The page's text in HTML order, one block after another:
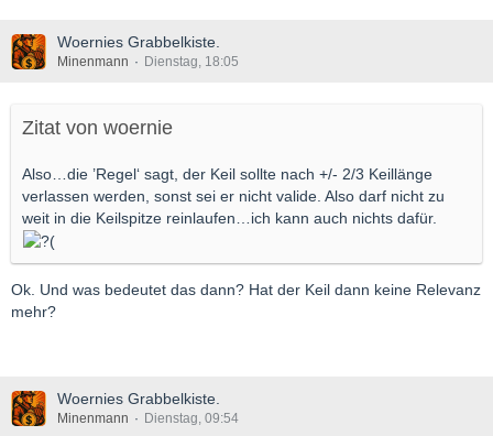
Woernies Grabbelkiste.
Minenmann Dienstag, 18:05
Zitat von woernie
Also…die ’Regel‘ sagt, der Keil sollte nach +/- 2/3 Keillänge
verlassen werden, sonst sei er nicht valide. Also darf nicht zu
weit in die Keilspitze reinlaufen…ich kann auch nichts dafür.
Ok. Und was bedeutet das dann? Hat der Keil dann keine Relevanz
mehr?
Woernies Grabbelkiste.
Minenmann Dienstag, 09:54